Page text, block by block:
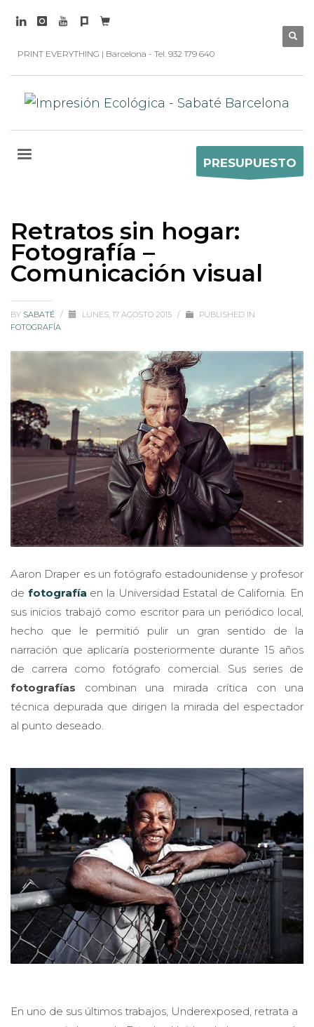
PRINT EVERYTHING | Barcelona - Tel. 932 179 640
PRESUPUESTO
Retratos sin hogar:
Fotografía –
Comunicación visual
BY SABATÉ / LUNES, 17 AGOSTO 2015 /
PUBLISHED IN
FOTOGRAFÍA
Aaron Draper es un fotógrafo estadounidense y profesor
de fotografía en la Universidad Estatal de California. En
sus inicios trabajó como escritor para un periódico local,
hecho que le permitió pulir un gran sentido de la
narración que aplicaría posteriormente durante 15 años
de carrera como fotógrafo comercial. Sus series de
fotografías combinan una mirada crítica con una
técnica depurada que dirigen la mirada del espectador
al punto deseado.
En uno de sus últimos trabajos, Underexposed, retrata a